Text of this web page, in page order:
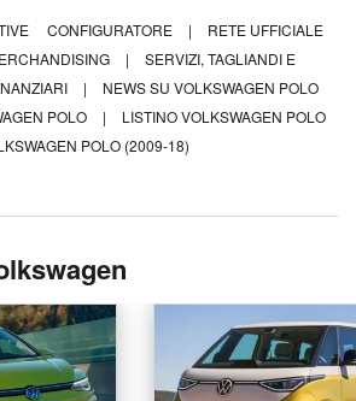
CONFIGURATORE |
RETE UFFICIALE
|
SERVIZI, TAGLIANDI E
|
NEWS SU VOLKSWAGEN POLO
POLO |
LISTINO VOLKSWAGEN POLO
POLO (2009-18)